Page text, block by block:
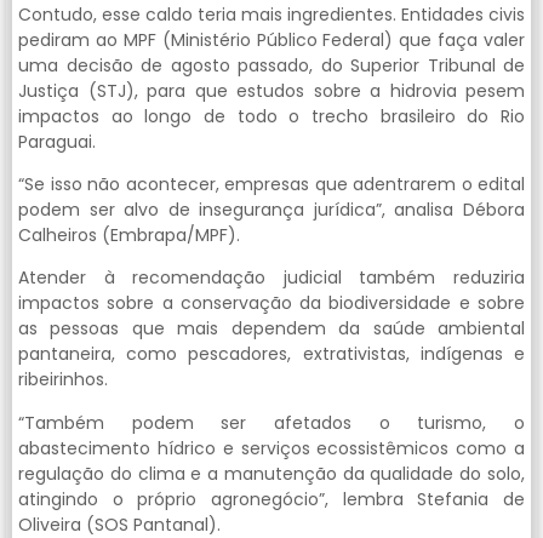
Contudo, esse caldo teria mais ingredientes. Entidades civis
pediram ao MPF (Ministério Público Federal) que faça valer
uma decisão de agosto passado, do Superior Tribunal de
Justiça (STJ), para que estudos sobre a hidrovia pesem
impactos ao longo de todo o trecho brasileiro do Rio
Paraguai.
“Se isso não acontecer, empresas que adentrarem o edital
podem ser alvo de insegurança jurídica”, analisa Débora
Calheiros (Embrapa/MPF).
Atender à recomendação judicial também reduziria
impactos sobre a conservação da biodiversidade e sobre
as pessoas que mais dependem da saúde ambiental
pantaneira, como pescadores, extrativistas, indígenas e
ribeirinhos.
“Também podem ser afetados o turismo, o
abastecimento hídrico e serviços ecossistêmicos como a
regulação do clima e a manutenção da qualidade do solo,
atingindo o próprio agronegócio”, lembra Stefania de
Oliveira (SOS Pantanal).